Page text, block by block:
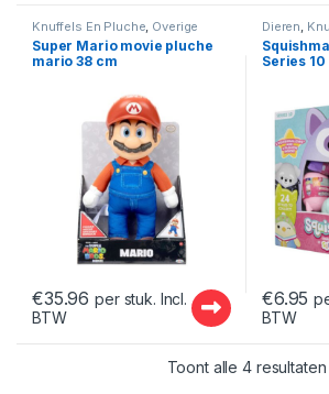
Knuffels En Pluche Overige
Super Mario movie pluche
mario 38 cm
€35.96 per stuk. Incl.
BTW
Dieren
Overige
Series 10
€6.95
BTW
Toont alle 4 resultaten